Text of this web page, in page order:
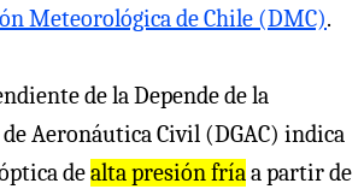
Meteorológica de Chile (DMC).
de la Depende de la
Aeronáutica Civil (DGAC) indica
dealta presión fríaa partir de